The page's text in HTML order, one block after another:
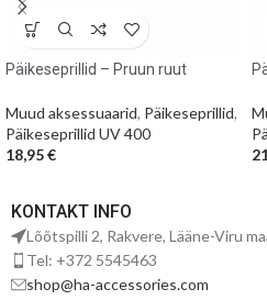
Päikeseprillid – Pruun ruut
Muud aksessuaarid, Päikeseprillid,
Päikeseprillid UV 400
18,95€
KONTAKT INFO
Lõõtspilli 2, Rakvere, Lääne-Viru
Tel: +372 5545463
shop@ha-accessories.com